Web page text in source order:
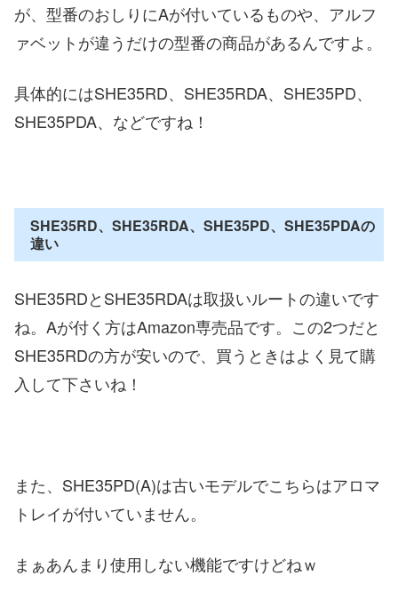
が、型番のおしりにAが付いているものや、アルフ
ァベットが違うだけの型番の商品があるんですよ。
具体的にはSHE35RD、SHE35RDA、SHE35PD、
SHE35PDA、などですね！
SHE35RD、SHE35RDA、SHE35PD、SHE35PDAの
違い
SHE35RDとSHE35RDAは取扱いルートの違いです
ね。Aが付く方はAmazon専売品です。この2つだと
SHE35RDの方が安いので、買うときはよく見て購
入して下さいね！
また、SHE35PD(A)は古いモデルでこちらはアロマ
トレイが付いていません。
まぁあんまり使用しない機能ですけどねｗ